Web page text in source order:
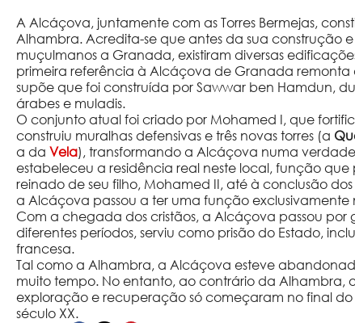
A Alcáçova, juntamente com as Torres Bermejas,
Alhambra. Acredita-se que antes da sua construção
muçulmanos a Granada, existiram diversas
primeira referência à Alcáçova de Granada remonta
supõe que foi construída por Sawwar ben Hamdun,
árabes e muladis.
O conjunto atual foi criado por Mohamed I, que
construiu muralhas defensivas e três novas torres (a
a daVela), transformando a Alcáçova numa
estabeleceu a residência real neste local, função
reinado de seu filho, Mohamed II, até à conclusão
a Alcáçova passou a ter uma função exclusivamente
Com a chegada dos cristãos, a Alcáçova passou por
diferentes períodos, serviu como prisão do Estado,
francesa.
Tal como a Alhambra, a Alcáçova esteve
muito tempo. No entanto, ao contrário da Alhambra,
exploração e recuperação só começaram no final do
século XX.